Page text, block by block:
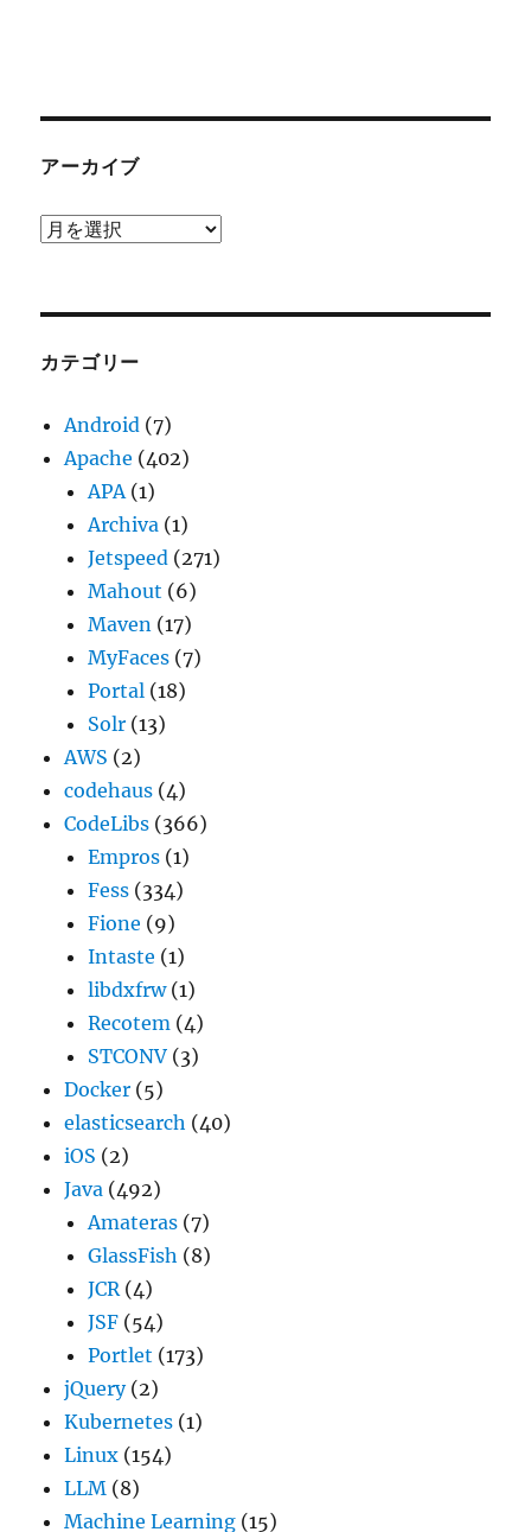
アーカイブ
ア
ブ
カテゴリー
Android (7)
Apache (402)
APA(1)
Archiva (1)
Jetspeed (271)
Mahout (6)
Maven (17)
MyFaces (7)
Portal (18)
Solr (13)
AWS (2)
codehaus (4)
CodeLibs (366)
Empros (1)
Fess (334)
Fione (9)
Intaste (1)
libdxfrw(1)
Recotem (4)
STCONV (3)
Docker (5)
elasticsearch (40)
iOS (2)
Java (492)
Amateras (7)
GlassFish (8)
JCR(4)
JSF (54)
Portlet (173)
jQuery(2)
Kubernetes (1)
Linux (154)
LLM (8)
Machine Learning (15)